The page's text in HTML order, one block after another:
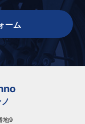
ーム
地9